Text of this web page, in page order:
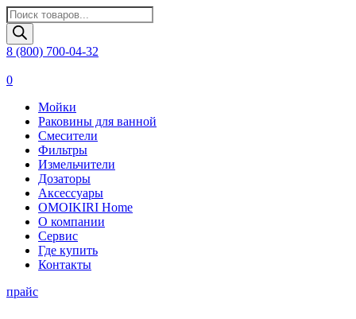
Поиск
товаров
8 (800) 700-04-32
0
Мойки
Раковины для ванной
Смесители
Фильтры
Измельчители
Дозаторы
Аксессуары
OMOIKIRI Home
О компании
Сервис
Где купить
Контакты
прайс